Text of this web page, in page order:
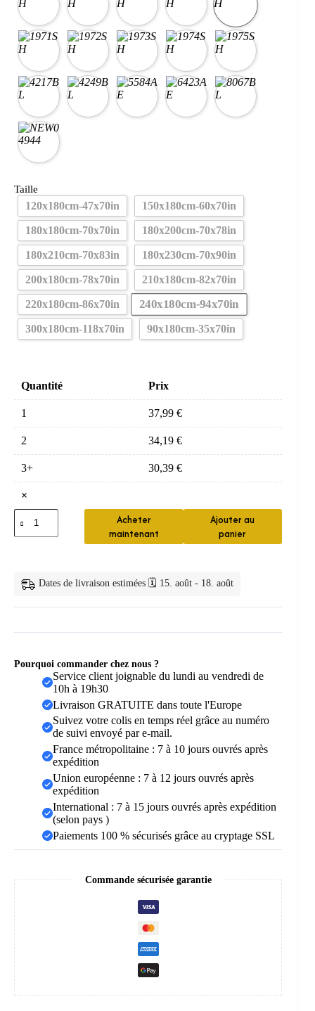
Taille
120x180cm-47x70in 150x180cm-60x70in
180x180cm-70x70in 180x200cm-70x78in
180x210cm-70x83in 180x230cm-70x90in
200x180cm-78x70in 210x180cm-82x70in
220x180cm-86x70in 240x180cm-94x70in
300x180cm-118x70in 90x180cm-35x70in
Quantité Prix
1 37,99 €
2 34,19 €
3+ 30,39 €
×
quantité
de
Rideau
Léopard
Tropical
Acheter
maintenant
Ajouter au
panier
Dates de livraison estimées 🗓️ 15. août - 18. août
Pourquoi commander chez nous ?
Service client joignable du lundi au vendredi de
10h à 19h30
Livraison GRATUITE dans toute l'Europe
Suivez votre colis en temps réel grâce au numéro
de suivi envoyé par e-mail.
France métropolitaine : 7 à 10 jours ouvrés après
expédition
Union européenne : 7 à 12 jours ouvrés après
expédition
International : 7 à 15 jours ouvrés après expédition
(selon pays )
Paiements 100 % sécurisés grâce au cryptage SSL
Commande sécurisée garantie